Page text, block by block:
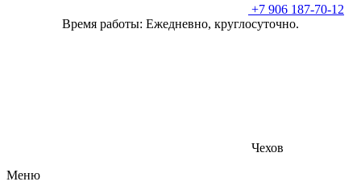
+7 906 187-70-12
Время работы: Ежедневно, круглосуточно.
Чехов
Меню